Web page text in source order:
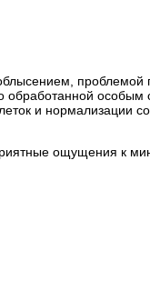
особым
и нормализации
ощущения к